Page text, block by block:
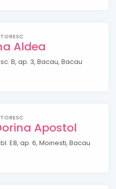
Aldea
B, ap. 3, Bacau, Bacau
Apostol
E8, ap. 6, Moinesti, Bacau